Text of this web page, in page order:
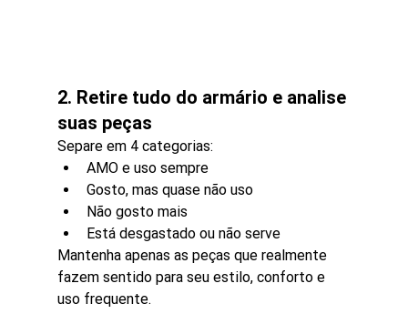
2. Retire tudo do armário e analise
suas peças
Separe em 4 categorias:
AMO e uso sempre
Gosto, mas quase não uso
Não gosto mais
Está desgastado ou não serve
Mantenha apenas as peças que realmente
fazem sentido para seu estilo, conforto e
uso frequente.